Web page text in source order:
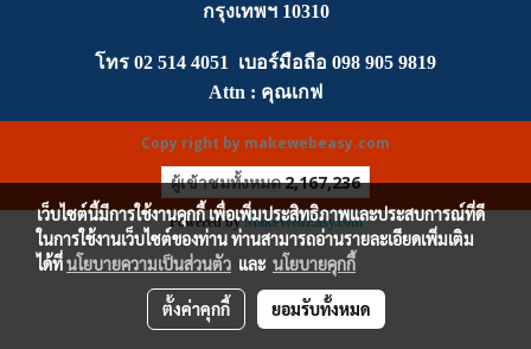
กรุงเทพฯ 10310
โทร 02 514 4051 เบอร์มือถือ 098 905 9819
Attn : คุณเกฟ
Copy right by makewebeasy.com
ผู้เข้าชมทั้งหมด2,167,236
Powered byMakeWebEasy.com
เว็บไซต์นี้มีการใช้งานคุกกี้ เพื่อเพิ่มประสิทธิภาพและประสบการณ์ที่ดี
ในการใช้งานเว็บไซต์ของท่าน ท่านสามารถอ่านรายละเอียดเพิ่มเติม
ได้ที่นโยบายความเป็นส่วนตัว และ นโยบายคุกกี้
ตั้งค่าคุกกี้ ยอมรับทั้งหมด